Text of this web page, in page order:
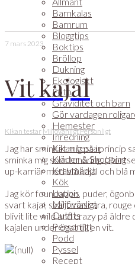
Barnkalas
Barnrum
Bloggtips
Boktips
Bröllop
Dukning
Ekologiskt
Foto
Graviditet och barn
Gör vardagen
Hemester
Inredning
Kikan testar
Kläder & Shopping
Kravmärkt
Kök
Loppis
Miljövänligt
Outfits
Personligt
Podd
Pyssel
Recept
7 mars 2023
Vit kajal
Kikan testarMiljövänligtPersonligt
Jag har sminkat mig på i princip
sminka mig som tonåring.
up-karriär med blå kajal och blå
Jag kör foundation, puder,
svart kajal, svart mascara, rouge
blivit lite wild and crazy på
kajalen under ögat till en vit.